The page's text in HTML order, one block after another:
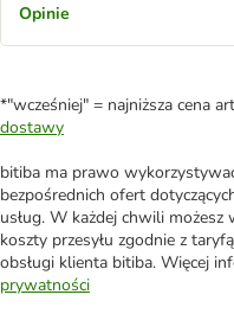
Opinie
*"wcześniej" = najniższa cena
dostawy
bitiba ma prawo
bezpośrednich ofert
usług. W każdej chwili możesz
koszty przesyłu zgodnie z
obsługi klienta bitiba. Więcej
prywatności